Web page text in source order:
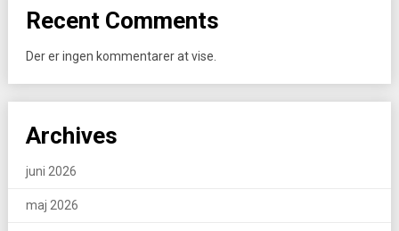
Recent Comments
Der er ingen kommentarer at vise.
Archives
juni 2026
maj 2026